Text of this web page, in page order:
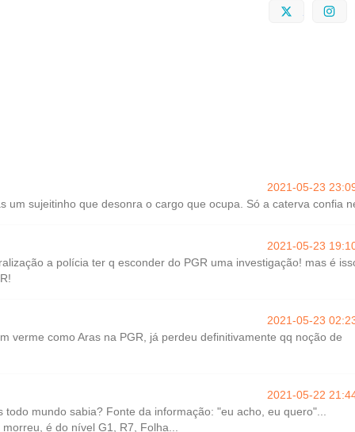
Twitter
2021-05-23
um sujeitinho que desonra o cargo que ocupa. Só a caterva confia
2021-05-23
a polícia ter q esconder do PGR uma investigação! mas é
2021-05-23
verme como Aras na PGR, já perdeu definitivamente qq noção de
2021-05-22
todo mundo sabia? Fonte da informação: "eu acho, eu quero"...
é do nível G1, R7, Folha...